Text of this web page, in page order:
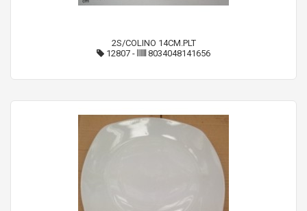
2S/COLINO 14CM.PLT
12807 - 8034048141656